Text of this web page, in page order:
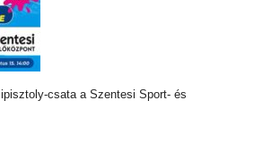
csata a Szentesi Sport- és